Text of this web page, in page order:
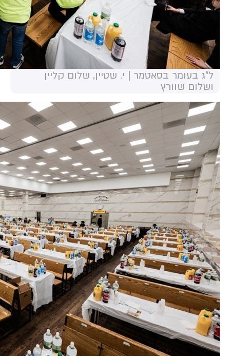
ל"ג בעומר בסאטמר | י. שטיין, שלום קליין
ושלום שוורץ